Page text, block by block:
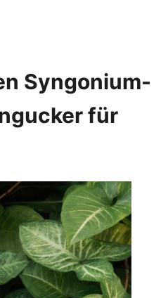
Syngonium-
für